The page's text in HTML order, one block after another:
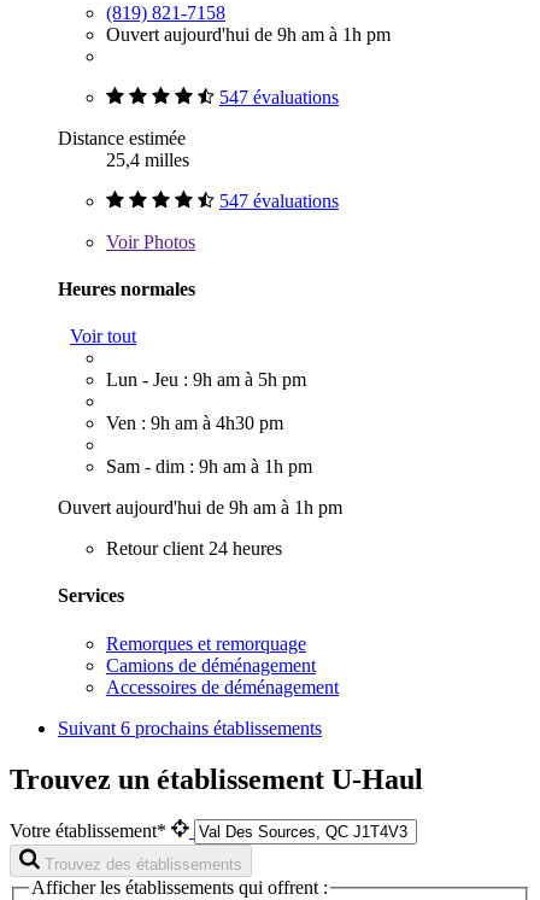
(819) 821-7158
Ouvert aujourd'hui de 9h am à 1h pm
547 évaluations
Distance estimée
25,4 milles
547 évaluations
VoirPhotos
Heures normales
Voir tout
Lun - Jeu : 9h am à 5h pm
Ven : 9h am à 4h30 pm
Sam - dim : 9h am à 1h pm
Ouvert aujourd'hui de 9h am à 1h pm
Retour client 24 heures
Services
Remorques et remorquage
Camions de déménagement
Accessoires de déménagement
Suivant 6 prochains établissements
Trouvez un établissement U-Haul
Votre établissement*
Trouvez des établissements
Afficher les établissements qui offrent :